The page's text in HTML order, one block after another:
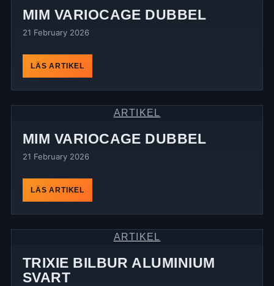
MIM VARIOCAGE DUBBEL
21 February 2026
LÄS ARTIKEL
ARTIKEL
MIM VARIOCAGE DUBBEL
21 February 2026
LÄS ARTIKEL
ARTIKEL
TRIXIE BILBUR ALUMINIUM
SVART